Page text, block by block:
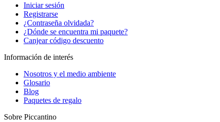
Iniciar sesión
Registrarse
¿Contraseña olvidada?
¿Dónde se encuentra mi paquete?
Canjear código descuento
Información de interés
Nosotros y el medio ambiente
Glosario
Blog
Paquetes de regalo
Sobre Piccantino